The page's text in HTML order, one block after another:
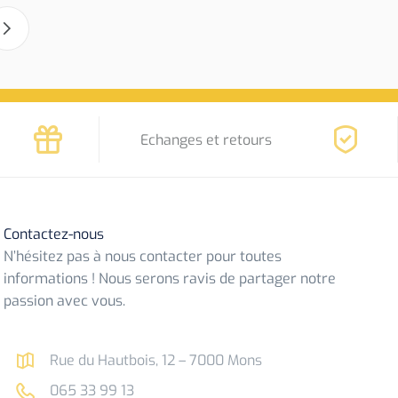
.
Echanges et retours
Contactez-nous
N’hésitez pas à nous contacter pour toutes
informations ! Nous serons ravis de partager notre
passion avec vous.
Rue du Hautbois, 12 – 7000 Mons
065 33 99 13